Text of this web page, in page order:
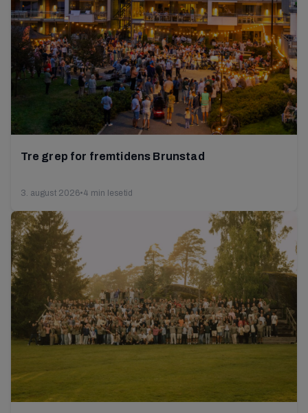
Tre grep for fremtidens Brunstad
3. august 2026•4 min lesetid